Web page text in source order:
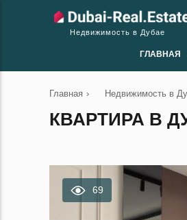
Недвижимость в Дубае
ГЛАВНАЯ
Главная › Недвижимость в
КВАРТИРА В
69